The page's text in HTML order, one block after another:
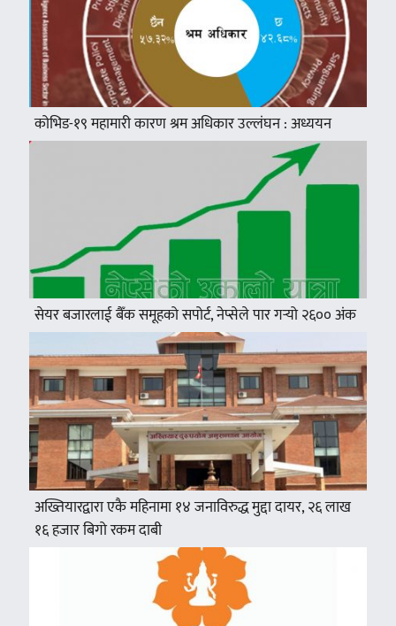
कोभिड-१९ महामारी कारण श्रम अधिकार उल्लंघन : अध्ययन
सेयर बजारलाई बैँक समूहको सपोर्ट, नेप्सेले पार गर्‍यो २६०० अंक
अख्तियारद्वारा एकै महिनामा १४ जनाविरुद्ध मुद्दा दायर, २६ लाख
१६ हजार बिगो रकम दाबी